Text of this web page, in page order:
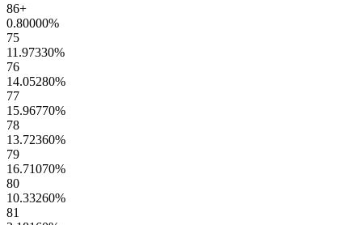
86+
0.80000%
75
11.97330%
76
14.05280%
77
15.96770%
78
13.72360%
79
16.71070%
80
10.33260%
81